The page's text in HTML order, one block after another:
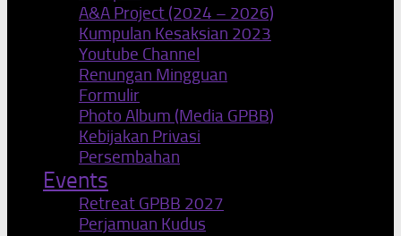
A&A Project (2024 – 2026)
Kumpulan Kesaksian 2023
Youtube Channel
Renungan Mingguan
Formulir
Photo Album (Media GPBB)
Kebijakan Privasi
Persembahan
Events
Retreat GPBB 2027
Perjamuan Kudus